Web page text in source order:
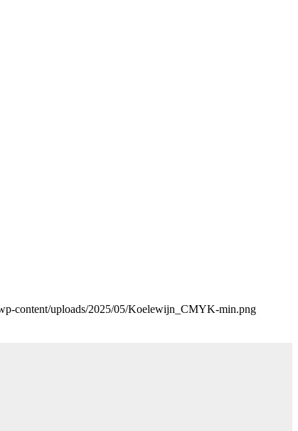
content/uploads/2025/05/Koelewijn_CMYK-min.png